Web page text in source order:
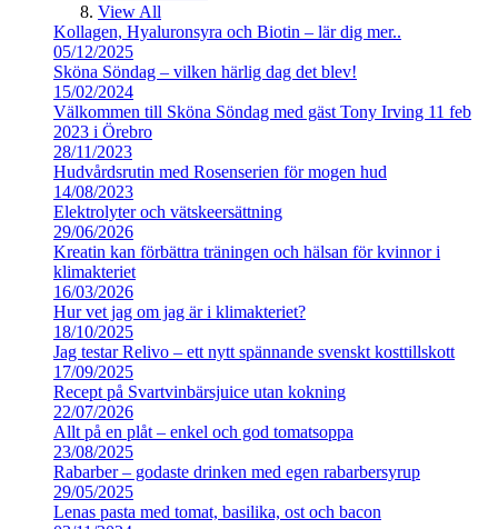
View All
Kollagen, Hyaluronsyra och Biotin – lär dig mer..
05/12/2025
Sköna Söndag – vilken härlig dag det blev!
15/02/2024
Välkommen till Sköna Söndag med gäst Tony Irving 11 feb
2023 i Örebro
28/11/2023
Hudvårdsrutin med Rosenserien för mogen hud
14/08/2023
Elektrolyter och vätskeersättning
29/06/2026
Kreatin kan förbättra träningen och hälsan för kvinnor i
klimakteriet
16/03/2026
Hur vet jag om jag är i klimakteriet?
18/10/2025
Jag testar Relivo – ett nytt spännande svenskt kosttillskott
17/09/2025
Recept på Svartvinbärsjuice utan kokning
22/07/2026
Allt på en plåt – enkel och god tomatsoppa
23/08/2025
Rabarber – godaste drinken med egen rabarbersyrup
29/05/2025
Lenas pasta med tomat, basilika, ost och bacon